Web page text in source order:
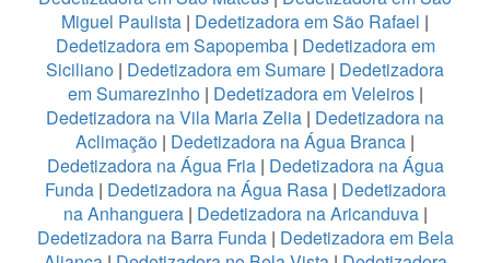
Miguel Paulista | Dedetizadora em São Rafael |
Dedetizadora em Sapopemba | Dedetizadora em
Siciliano | Dedetizadora em Sumare | Dedetizadora
em Sumarezinho| Dedetizadora em Veleiros|
Dedetizadora na Vila Maria Zelia | Dedetizadora na
Aclimação | Dedetizadora na Água Branca |
Dedetizadora na Água Fria| Dedetizadora na Água
Funda| Dedetizadora na Água Rasa | Dedetizadora
na Anhanguera| Dedetizadora na Aricanduva|
Dedetizadora na Barra Funda | Dedetizadora em Bela